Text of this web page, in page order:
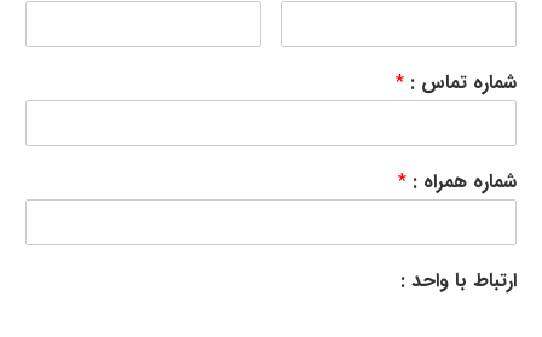
شماره تماس : *
شماره همراه : *
ارتباط با واحد :